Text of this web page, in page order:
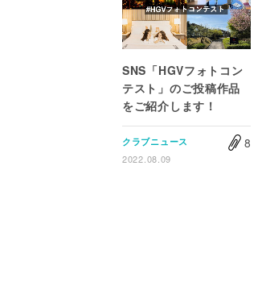
SNS「HGVフォトコン
テスト」のご投稿作品
をご紹介します！
クラブニュース
2022.08.09
8